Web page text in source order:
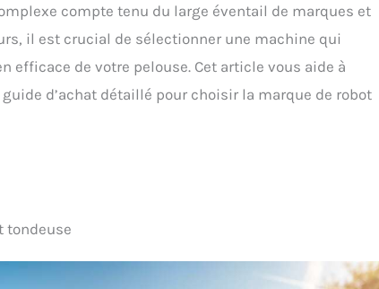
compte tenu du large éventail de marques et
il est crucial de sélectionner une machine qui
efficace de votre pelouse. Cet article vous aide à
d’achat détaillé pour choisir la marque de robot
tondeuse